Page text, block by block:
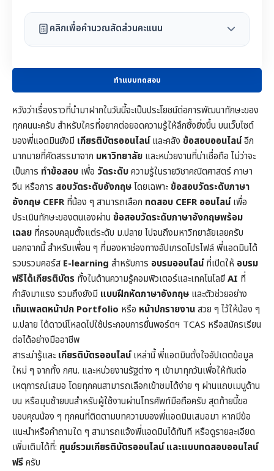
คลิกเพื่อคำนวณสัดส่วนคะแนน
ทำแบบทดสอบ
หวังว่าเรื่องราวที่นำมาฝากในวันนี้จะเป็นประโยชน์ต่อการพัฒนาทักษะของ
ทุกคนนะครับ สำหรับใครที่อยากต่อยอดความรู้ให้ลึกซึ้งยิ่งขึ้น บนเว็บไซต์
ของพี่แอดมินยังมี เกียรติบัตรออนไลน์และคลัง ข้อสอบออนไลน์อีก
มากมายที่คัดสรรมาจาก มหาวิทยาลัย และหน่วยงานที่น่าเชื่อถือ ไม่ว่าจะ
เป็นการ ทำข้อสอบ เพื่อ วัดระดับความรู้ในรายวิชาคณิตศาสตร์ภาษา
จีน หรือการ สอบวัดระดับอังกฤษโดยเฉพาะข้อสอบวัดระดับภาษา
อังกฤษ CEFRที่น้อง ๆ สามารถเลือก ทดสอบ CEFR ออนไลน์เพื่อ
ประเมินทักษะของตนเองผ่าน ข้อสอบวัดระดับภาษาอังกฤษพร้อม
เฉลย ที่ครอบคลุมตั้งแต่ระดับ ม.ปลาย ไปจนถึงมหาวิทยาลัยเลยครับ
นอกจากนี้ สำหรับเพื่อน ๆ ที่มองหาช่องทางอัปเกรดโปรไฟล์ พี่แอดมินได้
รวบรวมคอร์ส E-learning สำหรับการ อบรมออนไลน์ที่เปิดให้ อบรม
ฟรีได้เกียรติบัตร ทั้งในด้านความรู้คอมพิวเตอร์และเทคโนโลยีAI ที่
กำลังมาแรง รวมถึงยังมี แบบฝึกหัดภาษาอังกฤษ และตัวช่วยอย่าง
เท็มเพลตหน้าปก Portfolio หรือ หน้าปกรายงานสวย ๆ ไว้ให้น้อง ๆ
ม.ปลาย ได้ดาวน์โหลดไปใช้ประกอบการยื่นพอร์ตฯ TCAS หรือสมัครเรียน
ต่อได้อย่างมืออาชีพ
สาระน่ารู้และ เกียรติบัตรออนไลน์เหล่านี้ พี่แอดมินตั้งใจอัปเดตข้อมูล
ใหม่ ๆ จากทั้ง กศน. และหน่วยงานรัฐต่าง ๆ เข้ามาทุกวันเพื่อให้ทันต่อ
เหตุการณ์เสมอ โดยทุกคนสามารถเลือกเข้าชมได้ง่าย ๆ ผ่านแถบเมนูด้าน
บน หรือมุมซ้ายบนสำหรับผู้ใช้งานผ่านโทรศัพท์มือถือครับ สุดท้ายนี้ขอ
ขอบคุณน้อง ๆ ทุกคนที่ติดตามบทความของพี่แอดมินเสมอมา หากมีข้อ
แนะนำหรือคำถามใด ๆ สามารถแจ้งพี่แอดมินได้ทันที หรือดูรายละเอียด
เพิ่มเติมได้ที่: ศูนย์รวมเกียรติบัตรออนไลน์ และแบบทดสอบออนไลน์
ฟรีครับ